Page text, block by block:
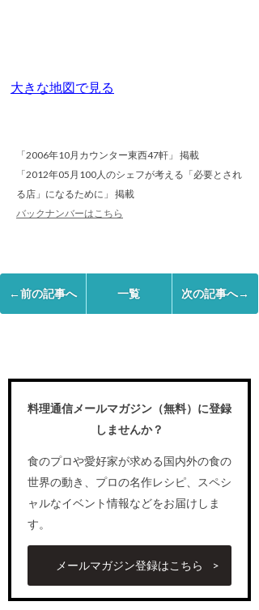
大きな地図で見る
「2006年10月カウンター東西47軒」 掲載
「2012年05月100人のシェフが考える「必要とされ
る店」になるために」 掲載
バックナンバーはこちら
←前の記事へ 一覧 次の記事へ→
料理通信メールマガジン（無料）に登録
しませんか？
食のプロや愛好家が求める国内外の食の
世界の動き、プロの名作レシピ、スペシ
ャルなイベント情報などをお届けしま
す。
メールマガジン登録はこちら